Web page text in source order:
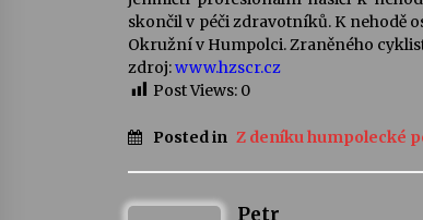
skončil v péči zdravotníků. K nehodě
Okružní v Humpolci. Zraněného
zdroj:www.hzscr.cz
Post Views: 0
Posted in Z deníku humpolecké
Petr